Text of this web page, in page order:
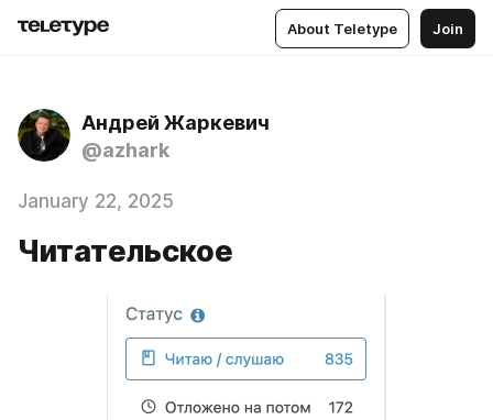
About Teletype Join
Андрей Жаркевич
@azhark
January 22, 2025
Читательское